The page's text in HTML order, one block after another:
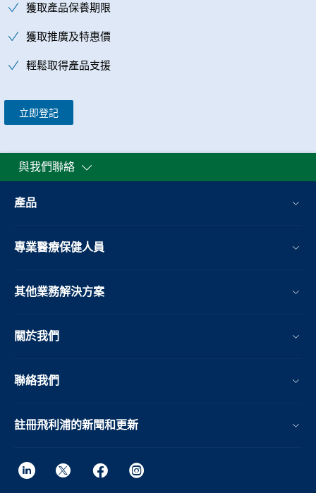
獲取產品保養期限
獲取推廣及特惠價
輕鬆取得產品支援
立即登記
與我們聯絡
產品
專業醫療保健人員
其他業務解決方案​
關於我們
聯絡我們
註冊飛利浦的新聞和更新